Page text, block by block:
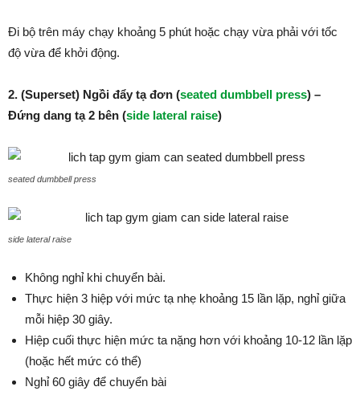
Đi bộ trên máy chạy khoảng 5 phút hoặc chạy vừa phải với tốc
độ vừa để khởi động.
2. (Superset) Ngồi đẩy tạ đơn (seated dumbbell press) –
Đứng dang tạ 2 bên (side lateral raise)
seated dumbbell press
side lateral raise
Không nghỉ khi chuyển bài.
Thực hiện 3 hiệp với mức tạ nhẹ khoảng 15 lần lặp, nghỉ giữa
mỗi hiệp 30 giây.
Hiệp cuối thực hiện mức ta nặng hơn với khoảng 10-12 lần lặp
(hoặc hết mức có thể)
Nghỉ 60 giây để chuyển bài